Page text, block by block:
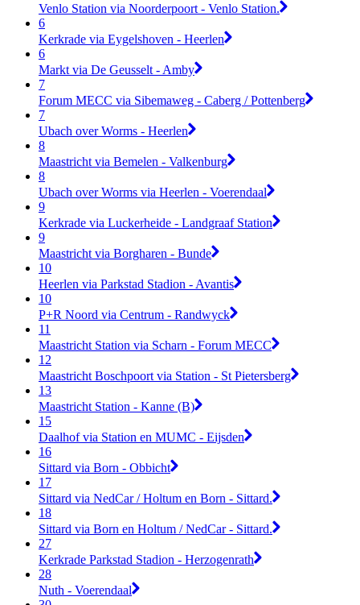
Venlo Station via Noorderpoort - Venlo Station.
6
Kerkrade via Eygelshoven - Heerlen
6
Markt via De Geusselt - Amby
7
Forum MECC via Sibemaweg - Caberg / Pottenberg
7
Ubach over Worms - Heerlen
8
Maastricht via Bemelen - Valkenburg
8
Ubach over Worms via Heerlen - Voerendaal
9
Kerkrade via Luckerheide - Landgraaf Station
9
Maastricht via Borgharen - Bunde
10
Heerlen via Parkstad Stadion - Avantis
10
P+R Noord via Centrum - Randwyck
11
Maastricht Station via Scharn - Forum MECC
12
Maastricht Boschpoort via Station - St Pietersberg
13
Maastricht Station - Kanne (B)
15
Daalhof via Station en MUMC - Eijsden
16
Sittard via Born - Obbicht
17
Sittard via NedCar / Holtum en Born - Sittard.
18
Sittard via Born en Holtum / NedCar - Sittard.
27
Kerkrade Parkstad Stadion - Herzogenrath
28
Nuth - Voerendaal